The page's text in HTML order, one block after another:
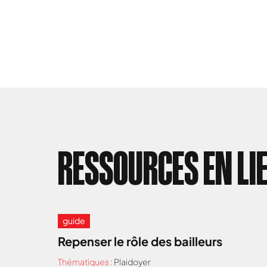
RESSOURCES EN
guide
Repenser le rôle des bailleurs
Thématiques : Plaidoyer